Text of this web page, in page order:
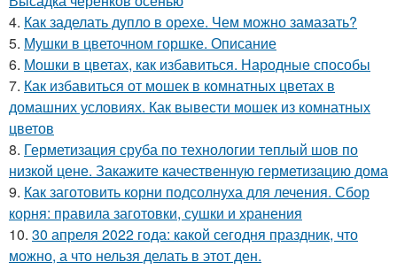
4. Как заделать дупло в орехе. Чем можно замазать?
5. Мушки в цветочном горшке. Описание
6. Мошки в цветах, как избавиться. Народные способы
7. Как избавиться от мошек в комнатных цветах в
домашних условиях. Как вывести мошек из комнатных
цветов
8. Герметизация сруба по технологии теплый шов по
низкой цене. Закажите качественную герметизацию дома
9. Как заготовить корни подсолнуха для лечения. Сбор
корня: правила заготовки, сушки и хранения
10. 30 апреля 2022 года: какой сегодня праздник, что
можно, а что нельзя делать в этот ден.